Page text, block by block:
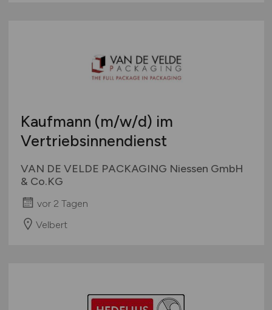
Kaufmann (m/w/d) im
Vertriebsinnendienst
VAN DE VELDE PACKAGING Niessen GmbH
& Co.KG
vor 2 Tagen
Velbert